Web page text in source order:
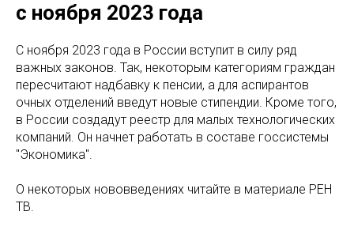
с ноября 2023 года
С ноября 2023 года в России вступит в силу ряд
важных законов. Так, некоторым категориям граждан
пересчитают надбавку к пенсии, а для аспирантов
очных отделений введут новые стипендии. Кроме того,
в России создадут реестр для малых технологических
компаний. Он начнет работать в составе госсистемы
"Экономика".
О некоторых нововведениях читайте в материале РЕН
ТВ.